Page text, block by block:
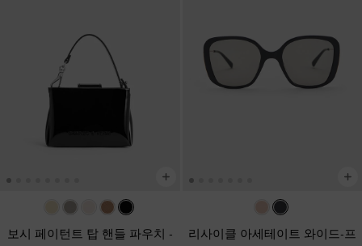
보시 페이턴트 탑 핸들 파우치 -
리사이클 아세테이트 와이드-프